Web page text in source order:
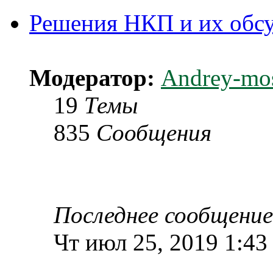
Решения НКП и их
Модератор: Andrey-
19 Темы
835 Сообщения
Последнее сообщение
Чт июл 25, 2019 1:43